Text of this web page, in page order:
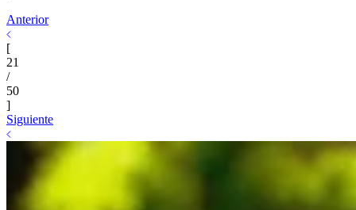
Anterior
[
21
/
50
]
Siguiente